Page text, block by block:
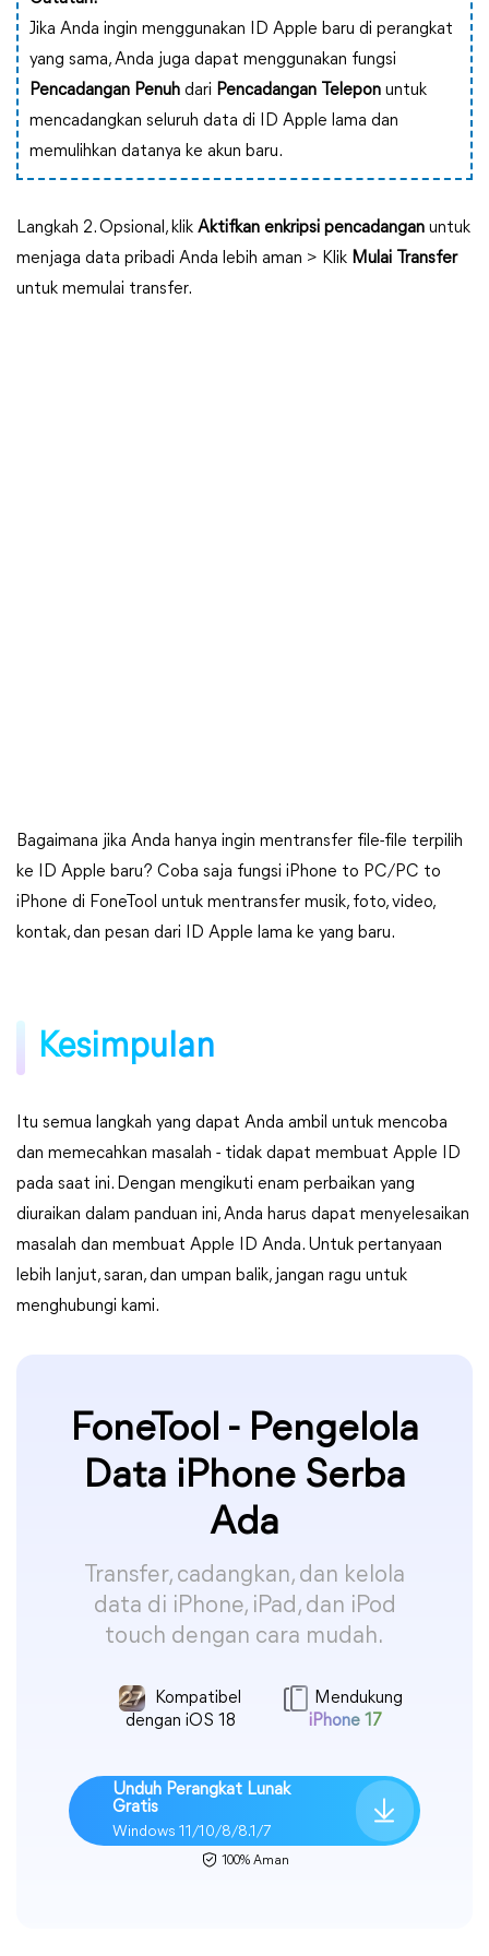
Jika Anda ingin menggunakan ID Apple baru di perangkat
yang sama, Anda juga dapat menggunakan fungsi
Pencadangan Penuh dari Pencadangan Telepon untuk
mencadangkan seluruh data di ID Apple lama dan
memulihkan datanya ke akun baru.
Langkah 2. Opsional, klik Aktifkan enkripsi pencadangan untuk
menjaga data pribadi Anda lebih aman > Klik Mulai Transfer
untuk memulai transfer.
Bagaimana jika Anda hanya ingin mentransfer file-file terpilih
ke ID Apple baru? Coba saja fungsi iPhone to PC/PC to
iPhone di FoneTool untuk mentransfer musik, foto, video,
kontak, dan pesan dari ID Apple lama ke yang baru.
Kesimpulan
Itu semua langkah yang dapat Anda ambil untuk mencoba
dan memecahkan masalah - tidak dapat membuat Apple ID
pada saat ini. Dengan mengikuti enam perbaikan yang
diuraikan dalam panduan ini, Anda harus dapat menyelesaikan
masalah dan membuat Apple ID Anda. Untuk pertanyaan
lebih lanjut, saran, dan umpan balik, jangan ragu untuk
menghubungi kami.
FoneTool - Pengelola
Data iPhone Serba
Ada
Transfer, cadangkan, dan kelola
data di iPhone, iPad, dan iPod
touch dengan cara mudah.
Kompatibel
dengan iOS 18
Mendukung
iPhone 17
Unduh Perangkat Lunak
Gratis
Windows 11/10/8/8.1/7
100% Aman